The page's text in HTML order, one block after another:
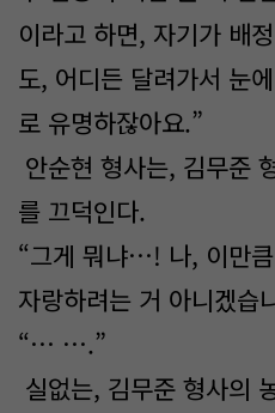
이라고 하면, 자기가 배
도, 어디든 달려가서 눈
로 유명하잖아요.”
안순현 형사는, 김무준
를 끄덕인다.
“그게 뭐냐…! 나, 이만
자랑하려는 거 아니겠습
“… ….”
실없는, 김무준 형사의